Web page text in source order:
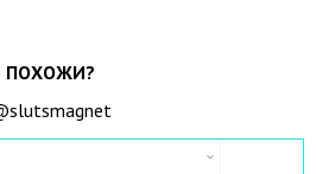
ПОХОЖИ?